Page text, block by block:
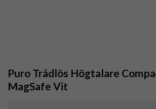
Puro Trådlös Högtalare
MagSafe Vit